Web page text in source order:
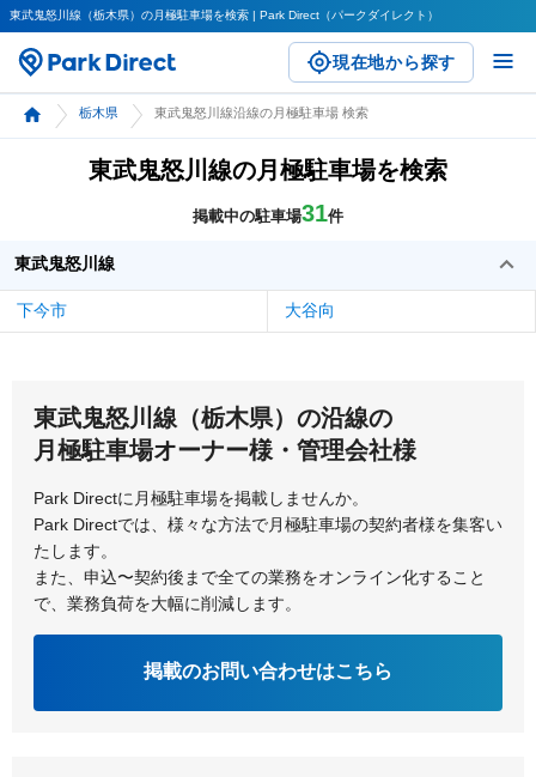
東武鬼怒川線（栃木県）の月極駐車場を検索 | Park Direct（パークダイレクト）
現在地から探す
栃木県 東武鬼怒川線沿線の月極駐車場 検索
東武鬼怒川線の月極駐車場を検索
掲載中の駐車場31件
東武鬼怒川線
下今市 大谷向
東武鬼怒川線（栃木県）の沿線の
月極駐車場オーナー様・管理会社様
Park Directに月極駐車場を掲載しませんか。
Park Directでは、様々な方法で月極駐車場の契約者様を集客い
たします。
また、申込〜契約後まで全ての業務をオンライン化すること
で、業務負荷を大幅に削減します。
掲載のお問い合わせはこちら